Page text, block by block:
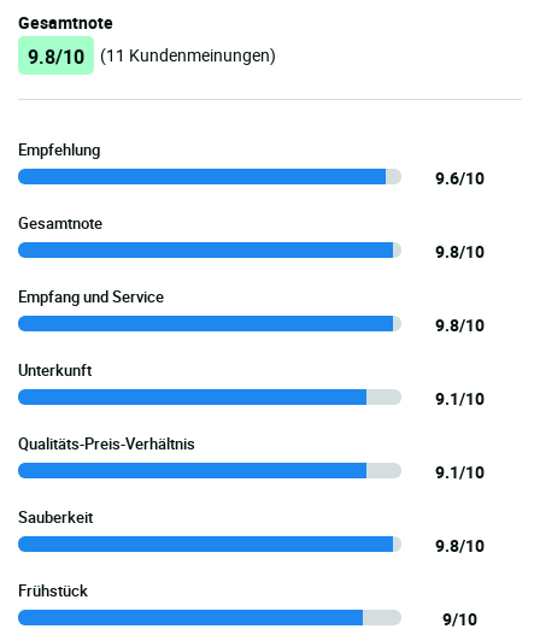
Gesamtnote
9.8/10 (11 Kundenmeinungen)
Empfehlung
9.6/10
Gesamtnote
9.8/10
Empfang und Service
9.8/10
Unterkunft
9.1/10
Qualitäts-Preis-Verhältnis
9.1/10
Sauberkeit
9.8/10
Frühstück
9/10